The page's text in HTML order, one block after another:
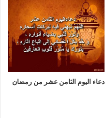
دعاء اليوم الثامن عشر من رمضان